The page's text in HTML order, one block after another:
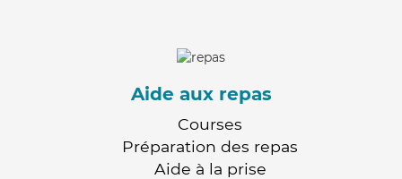
Aide aux repas
Courses
Préparation des repas
Aide à la prise